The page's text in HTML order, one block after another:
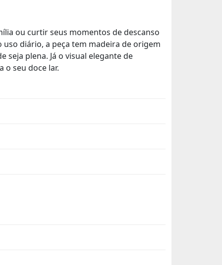
ou curtir seus momentos de descanso
diário, a peça tem madeira de origem
plena. Já o visual elegante de
o seu doce lar.